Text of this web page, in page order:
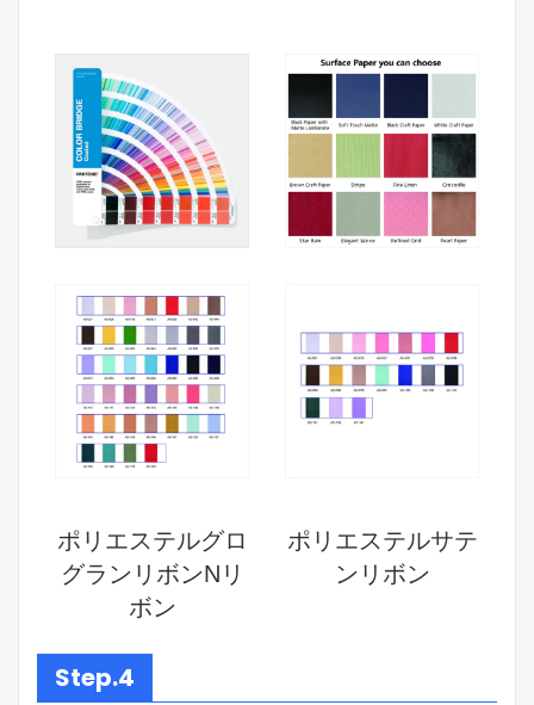
ポリエステルグロ
グランリボンNリ
ボン
ポリエステルサテ
ンリボン
Step.4